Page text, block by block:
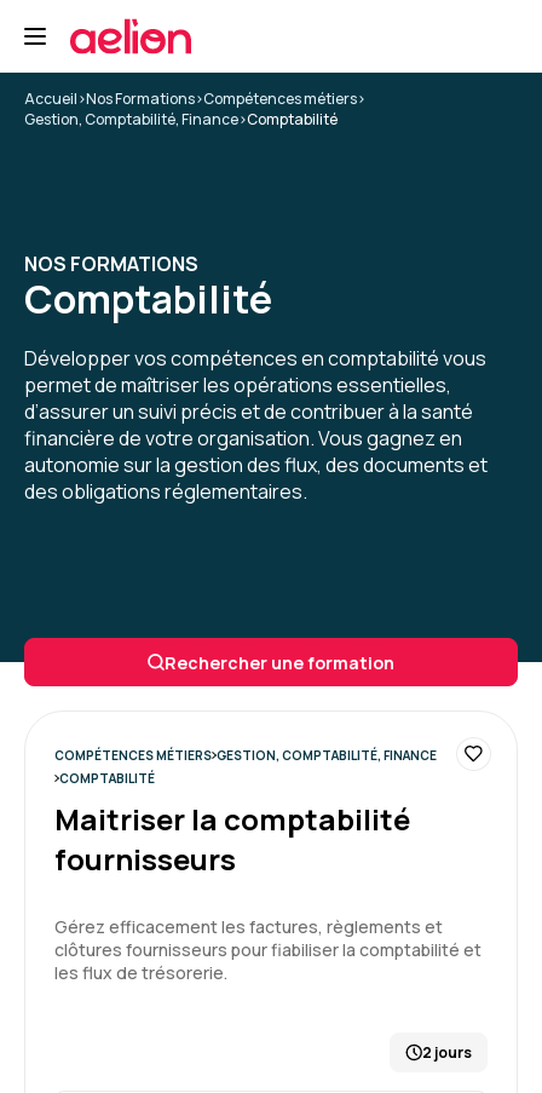
Accueil>Nos Formations>Compétences métiers>
Gestion, Comptabilité, Finance>Comptabilité
NOS FORMATIONS
Comptabilité
Développer vos compétences en comptabilité vous
permet de maîtriser les opérations essentielles,
d’assurer un suivi précis et de contribuer à la santé
financière de votre organisation. Vous gagnez en
autonomie sur la gestion des flux, des documents et
des obligations réglementaires.
Rechercher une formation
COMPÉTENCES MÉTIERS GESTION, COMPTABILITÉ, FINANCE
COMPTABILITÉ
Maitriser la comptabilité
fournisseurs
Gérez efficacement les factures, règlements et
clôtures fournisseurs pour fiabiliser la comptabilité et
les flux de trésorerie.
2 jours